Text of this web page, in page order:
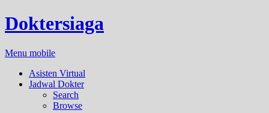
Doktersiaga
Menu mobile
Asisten Virtual
Jadwal Dokter
Search
Browse